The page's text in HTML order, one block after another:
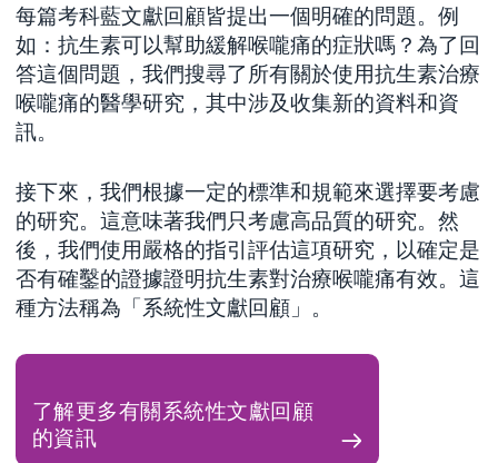
每篇考科藍文獻回顧皆提出一個明確的問題。例
如：抗生素可以幫助緩解喉嚨痛的症狀嗎？為了回
答這個問題，我們搜尋了所有關於使用抗生素治療
喉嚨痛的醫學研究，其中涉及收集新的資料和資
訊。
接下來，我們根據一定的標準和規範來選擇要考慮
的研究。這意味著我們只考慮高品質的研究。然
後，我們使用嚴格的指引評估這項研究，以確定是
否有確鑿的證據證明抗生素對治療喉嚨痛有效。這
種方法稱為「系統性文獻回顧」。
了解更多有關系統性文獻回顧
的資訊